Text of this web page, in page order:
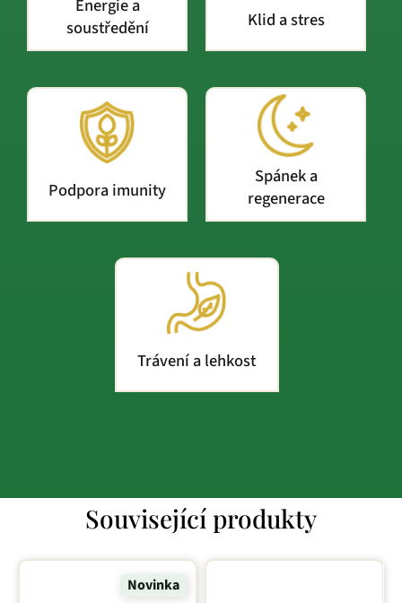
Energie a
soustředění
Klid a stres
Podpora imunity
Spánek a
regenerace
Trávení a lehkost
Související produkty
Novinka